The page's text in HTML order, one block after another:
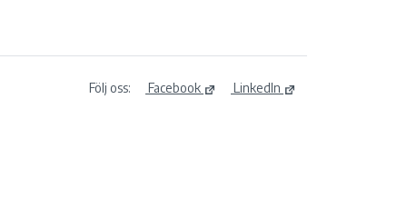
Följ oss: Facebook LinkedIn